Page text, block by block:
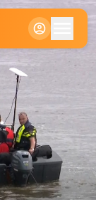
Klein
Standaard
Groot